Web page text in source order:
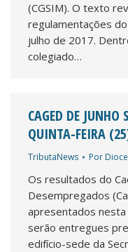
(CGSIM). O texto
regulamentações
julho de 2017.
colegiado…
CAGED DE JUNHO
QUINTA-FEIRA
TributaNews Por
Os resultados do
Desempregados
apresentados
serão entregues
edifício-sede da